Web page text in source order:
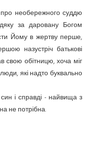
необережного суддю
за даровану Богом
Йому в жертву перше,
назустріч батькові
свою обітницю, хоча міг
які надто буквально
і справді - найвища з
не потрібна.